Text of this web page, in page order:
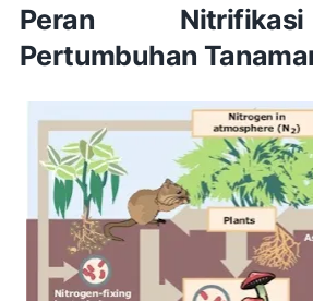
Peran
Pertumbuhan